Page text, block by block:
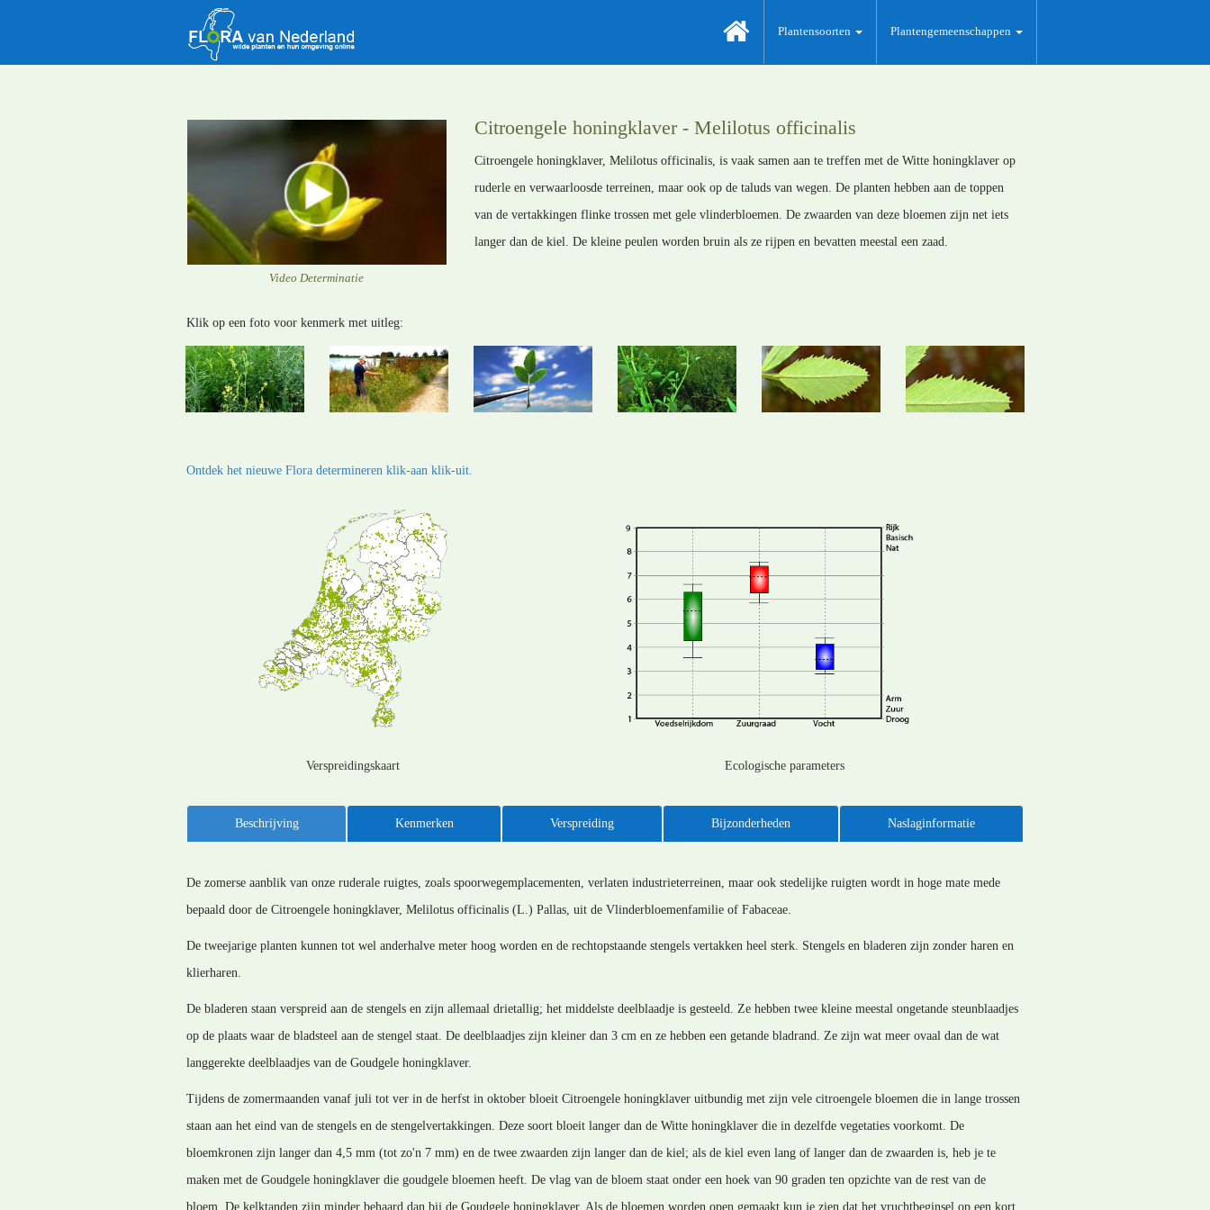
Plantensoorten Plantengemeenschappen
Video Determinatie
Citroengele honingklaver - Melilotus officinalis
Citroengele honingklaver, Melilotus officinalis, is vaak samen aan te treffen met de Witte honingklaver op
ruderle en verwaarloosde terreinen, maar ook op de taluds van wegen. De planten hebben aan de toppen
van de vertakkingen flinke trossen met gele vlinderbloemen. De zwaarden van deze bloemen zijn net iets
langer dan de kiel. De kleine peulen worden bruin als ze rijpen en bevatten meestal een zaad.
Klik op een foto voor kenmerk met uitleg:
Ontdek het nieuwe Flora determineren klik-aan klik-uit.
Verspreidingskaart Ecologische parameters
Beschrijving Kenmerken Verspreiding Bijzonderheden Naslaginformatie
De zomerse aanblik van onze ruderale ruigtes, zoals spoorwegemplacementen, verlaten industrieterreinen, maar ook stedelijke ruigten wordt in hoge mate mede
bepaald door de Citroengele honingklaver, Melilotus officinalis (L.) Pallas, uit de Vlinderbloemenfamilie of Fabaceae.
De tweejarige planten kunnen tot wel anderhalve meter hoog worden en de rechtopstaande stengels vertakken heel sterk. Stengels en bladeren zijn zonder haren en
klierharen.
De bladeren staan verspreid aan de stengels en zijn allemaal drietallig; het middelste deelblaadje is gesteeld. Ze hebben twee kleine meestal ongetande steunblaadjes
op de plaats waar de bladsteel aan de stengel staat. De deelblaadjes zijn kleiner dan 3 cm en ze hebben een getande bladrand. Ze zijn wat meer ovaal dan de wat
langgerekte deelblaadjes van de Goudgele honingklaver.
Tijdens de zomermaanden vanaf juli tot ver in de herfst in oktober bloeit Citroengele honingklaver uitbundig met zijn vele citroengele bloemen die in lange trossen
staan aan het eind van de stengels en de stengelvertakkingen. Deze soort bloeit langer dan de Witte honingklaver die in dezelfde vegetaties voorkomt. De
bloemkronen zijn langer dan 4,5 mm (tot zo'n 7 mm) en de twee zwaarden zijn langer dan de kiel; als de kiel even lang of langer dan de zwaarden is, heb je te
maken met de Goudgele honingklaver die goudgele bloemen heeft. De vlag van de bloem staat onder een hoek van 90 graden ten opzichte van de rest van de
bloem. De kelktanden zijn minder behaard dan bij de Goudgele honingklaver. Als de bloemen worden open gemaakt kun je zien dat het vruchtbeginsel op een kort